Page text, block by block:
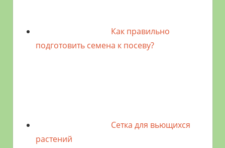
Как правильно
подготовить семена к посеву?
Сетка для вьющихся
растений